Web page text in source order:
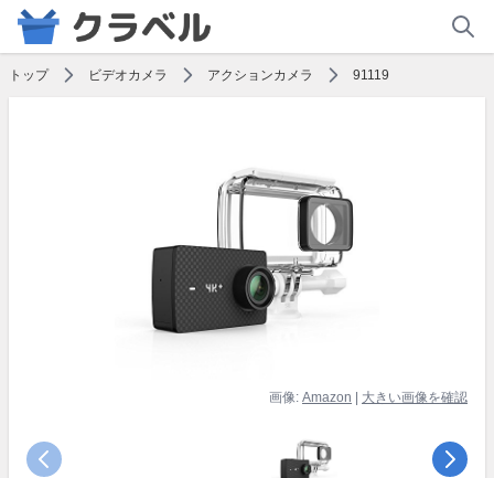
トップ ビデオカメラ アクションカメラ 91119
画像: Amazon 大きい画像を確認